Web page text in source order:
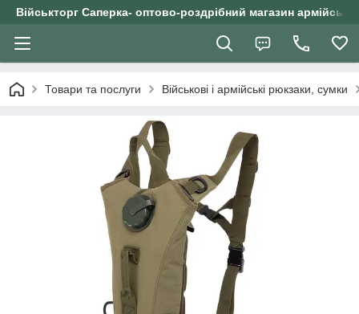
Військторг Саперка- оптово-роздрібний магазин
Товари та послуги Військові і армійські рюкзаки, сумки